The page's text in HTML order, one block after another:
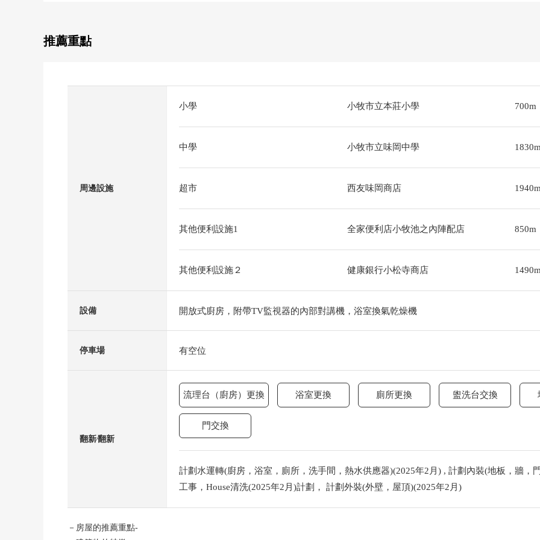
推薦重點
周邊設施
小學 小牧市立本莊小學 700m
中學 小牧市立味岡中學
超市 西友味岡商店
其他便利設施1 全家便利店小牧池之內陣配店 850m
其他便利設施２ 健康銀行小松寺商店
設備 開放式廚房，附帶TV監視器的內部對講機，浴室換氣乾燥機
停車場 有空位
翻新⁄翻新
流理台（廚房）更換 浴室更換 廁所更換 盥洗台交換
門交換
計劃水運轉(廚房，浴室，廁所，洗手間，熱水供應器)(2025年2月) , 計劃內裝(地板，牆，
工事，House清洗(2025年2月)計劃， 計劃外裝(外壁，屋頂)(2025年2月)
－房屋的推薦重點-